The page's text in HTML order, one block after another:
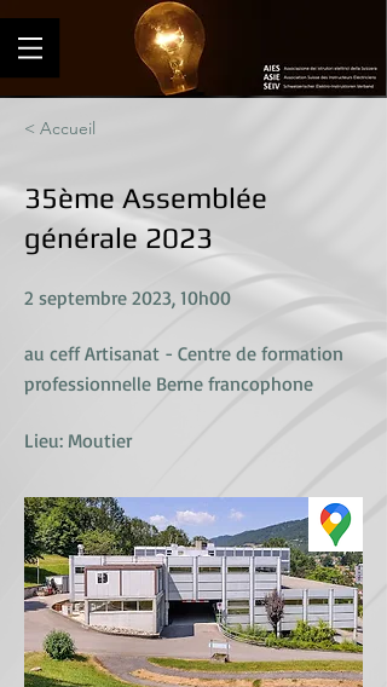
< Accueil
35ème Assemblée
générale 2023
2 septembre 2023, 10h00
au ceff Artisanat - Centre de formation
professionnelle Berne francophone
Lieu: Moutier